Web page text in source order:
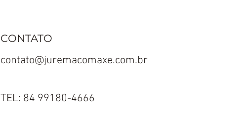
CONTATO
contato@juremacomaxe.com.br
TEL: 84 99180-4666